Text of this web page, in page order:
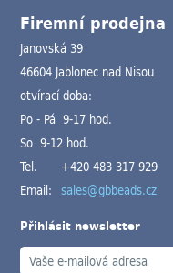
Firemní prodejna
Janovská 39
46604 Jablonec nad Nisou
otvírací doba:
Po - Pá 9-17 hod.
So 9-12 hod.
Tel.
+420 483 317 929
Email: sales@gbbeads.cz
Přihlásit newsletter